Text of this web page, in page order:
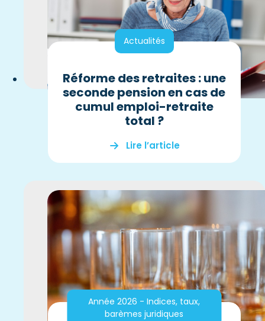
Actualités
Réforme des retraites : une
seconde pension en cas de
cumul emploi-retraite
total ?
Lire l’article
Année 2026 - Indices, taux,
barèmes juridiques